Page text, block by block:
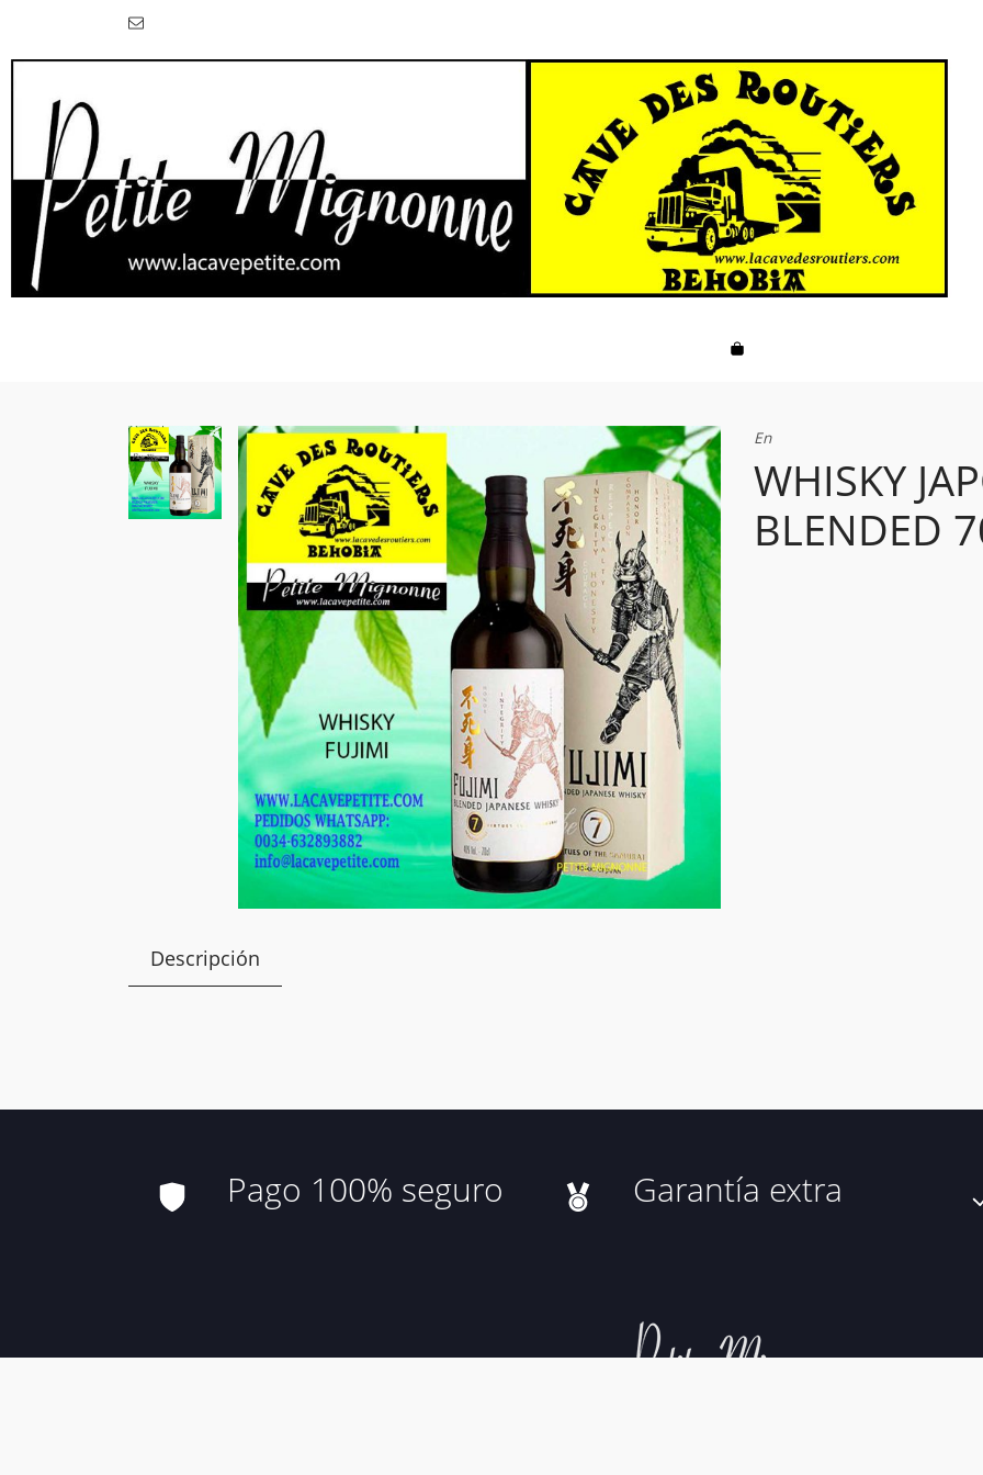
En
WHISKY
BLENDED
Descripción
Pago 100% seguro Garantía extra